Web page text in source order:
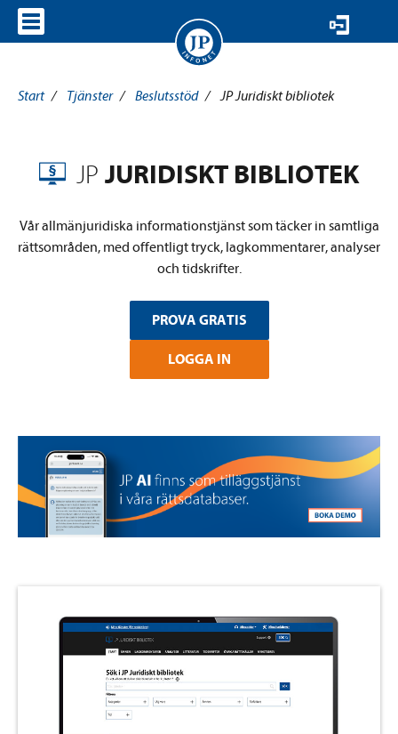
Start / Tjänster / Beslutsstöd / JP Juridiskt bibliotek
JP JURIDISKT BIBLIOTEK
Vår allmänjuridiska informationstjänst som täcker in samtliga
rättsområden, med offentligt tryck, lagkommentarer, analyser
och tidskrifter.
PROVA GRATIS
LOGGA IN